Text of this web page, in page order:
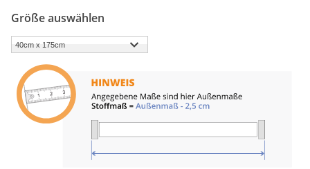
Größe auswählen